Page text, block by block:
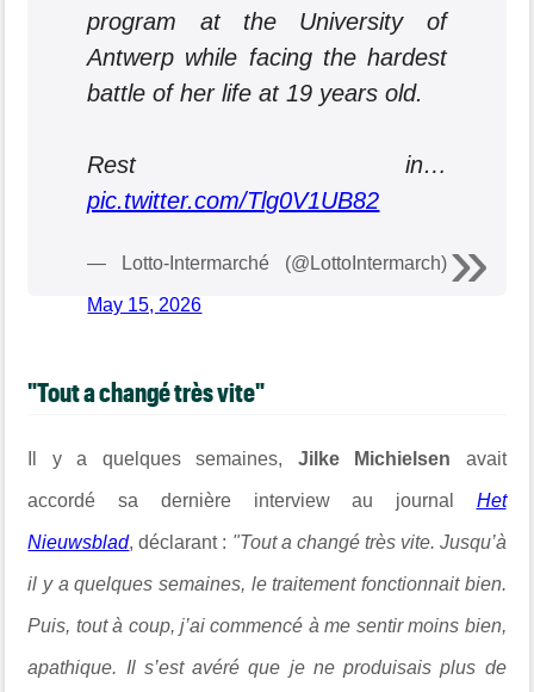
program at the University of
Antwerp while facing the hardest
battle of her life at 19 years old.
Rest in…
pic.twitter.com/Tlg0V1UB82
— Lotto-Intermarché (@LottoIntermarch)
May 15, 2026
"Tout a changé très vite"
Il y a quelques semaines, Jilke Michielsen avait
accordé sa dernière interview au journal Het
Nieuwsblad, déclarant : "Tout a changé très vite. Jusqu’à
il y a quelques semaines, le traitement fonctionnait bien.
Puis, tout à coup, j’ai commencé à me sentir moins bien,
apathique. Il s’est avéré que je ne produisais plus de